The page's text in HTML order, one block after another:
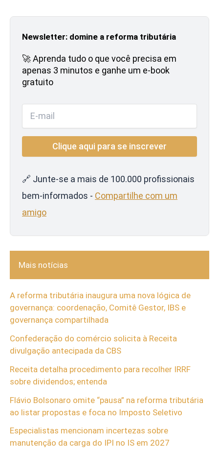
Newsletter: domine a reforma tributária
🚀 Aprenda tudo o que você precisa em
apenas 3 minutos e ganhe um e-book
gratuito
🔗 Junte-se a mais de 100.000 profissionais
bem-informados - Compartilhe com um
amigo
Mais notícias
A reforma tributária inaugura uma nova lógica de
governança: coordenação, Comitê Gestor, IBS e
governança compartilhada
Confederação do comércio solicita à Receita
divulgação antecipada da CBS
Receita detalha procedimento para recolher IRRF
sobre dividendos; entenda
Flávio Bolsonaro omite “pausa” na reforma tributária
ao listar propostas e foca no Imposto Seletivo
Especialistas mencionam incertezas sobre
manutenção da carga do IPI no IS em 2027